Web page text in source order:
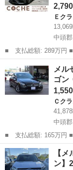
Ｅク
中頭郡
■ 支払総額: 289万円 ■ 車両本体価格： 2,790,000 円 ■ メーカー
名： メルセデス・ベ
名： Ｅ２５０ アバ
■ ド...
中頭郡
メル
ゴン
Ｃク
中頭郡
■ 支払総額: 165万円 ■ 車両本体価格： 1,550,000 円 ■ メーカー
名： メルセデス・ベ
ン ■ グレード名： Ｃ
ド 本土仕入...
沖縄 中頭郡
【
ン】